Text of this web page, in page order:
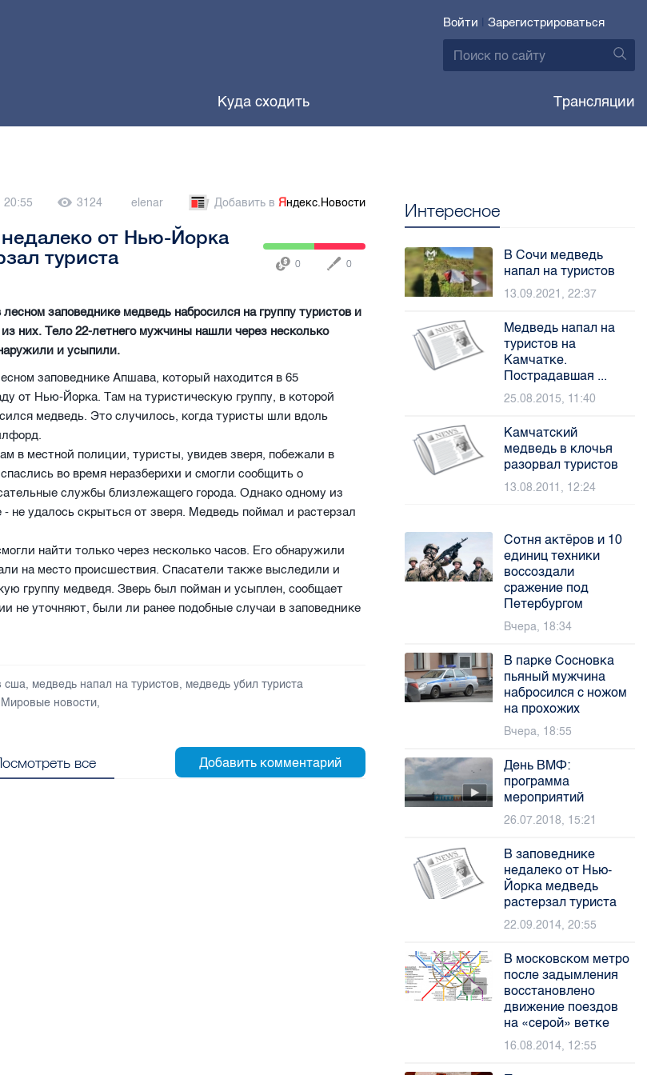
Войти | Зарегистрироваться
Куда сходить Трансляции
20:55 3124 elenar Добавить в Яндекс.Новости
от Нью-Йорка
туриста
0 0
заповеднике медведь набросился на группу туристов и
из них. Тело 22-летнего мужчины нашли через несколько
и усыпили.
заповеднике Апшава, который находится в 65
от Нью-Йорка. Там на туристическую группу, в которой
медведь. Это случилось, когда туристы шли вдоль
в местной полиции, туристы, увидев зверя, побежали в
во время неразберихи и смогли сообщить о
службы близлежащего города. Однако одному из
не удалось скрыться от зверя. Медведь поймал и растерзал
найти только через несколько часов. Его обнаружили
на место происшествия. Спасатели также выследили и
группу медведя. Зверь был пойман и усыплен, сообщает
не уточняют, были ли ранее подобные случаи в заповеднике
сша, медведь напал на туристов, медведь убил туриста
Мировые новости,
все
Интересное
В Сочи медведь
напал на туристов
13.09.2021, 22:37
Медведь напал на
туристов на
Камчатке.
Пострадавшая ...
25.08.2015, 11:40
Камчатский
медведь в клочья
разорвал туристов
13.08.2011, 12:24
Сотня актёров и 10
единиц техники
воссоздали
сражение под
Петербургом
Вчера, 18:34
В парке Сосновка
пьяный мужчина
набросился с ножом
на прохожих
Вчера, 18:55
День ВМФ:
программа
мероприятий
26.07.2018, 15:21
В заповеднике
недалеко от Нью-
Йорка медведь
растерзал туриста
22.09.2014, 20:55
В московском метро
после задымления
восстановлено
движение поездов
на «серой» ветке
16.08.2014, 12:55